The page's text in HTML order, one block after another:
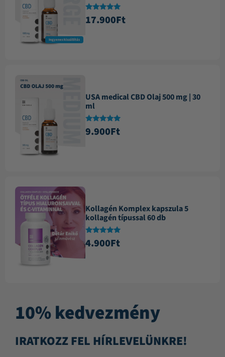
Ingyenes kiszállítás
Értékelés:
4.87
17.900Ft
USA medical CBD Olaj 500 mg | 30
ml
Értékelés:
4.84
9.900Ft
Kollagén Komplex kapszula 5
kollagén típussal 60 db
Értékelés:
4.88
4.900Ft
10% kedvezmény
IRATKOZZ FEL HÍRLEVELÜNKRE!